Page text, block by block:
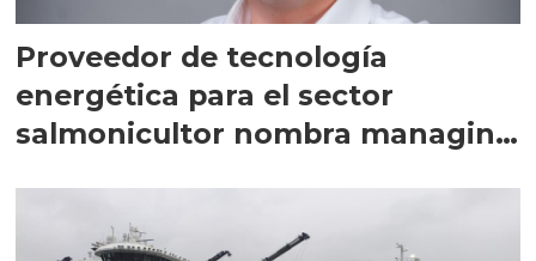
Proveedor de tecnología
energética para el sector
salmonicultor nombra managing